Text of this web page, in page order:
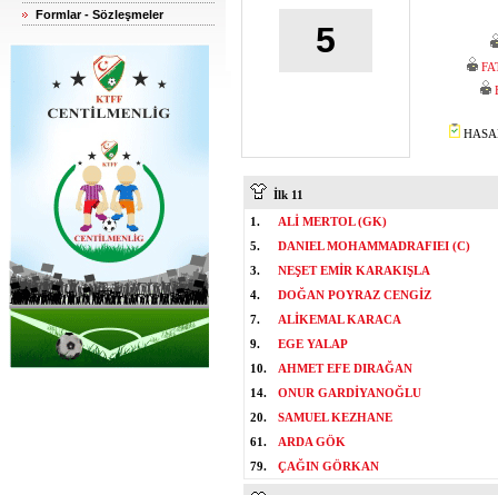
Formlar - Sözleşmeler
5
İlk 11
1.
ALİ MERTOL (GK)
5.
DANIEL MOHAMMADRAFIEI (C)
3.
NEŞET EMİR KARAKIŞLA
4.
DOĞAN POYRAZ CENGİZ
7.
ALİKEMAL KARACA
9.
EGE YALAP
10.
AHMET EFE DIRAĞAN
14.
ONUR GARDİYANOĞLU
20.
SAMUEL KEZHANE
61.
ARDA GÖK
79.
ÇAĞIN GÖRKAN